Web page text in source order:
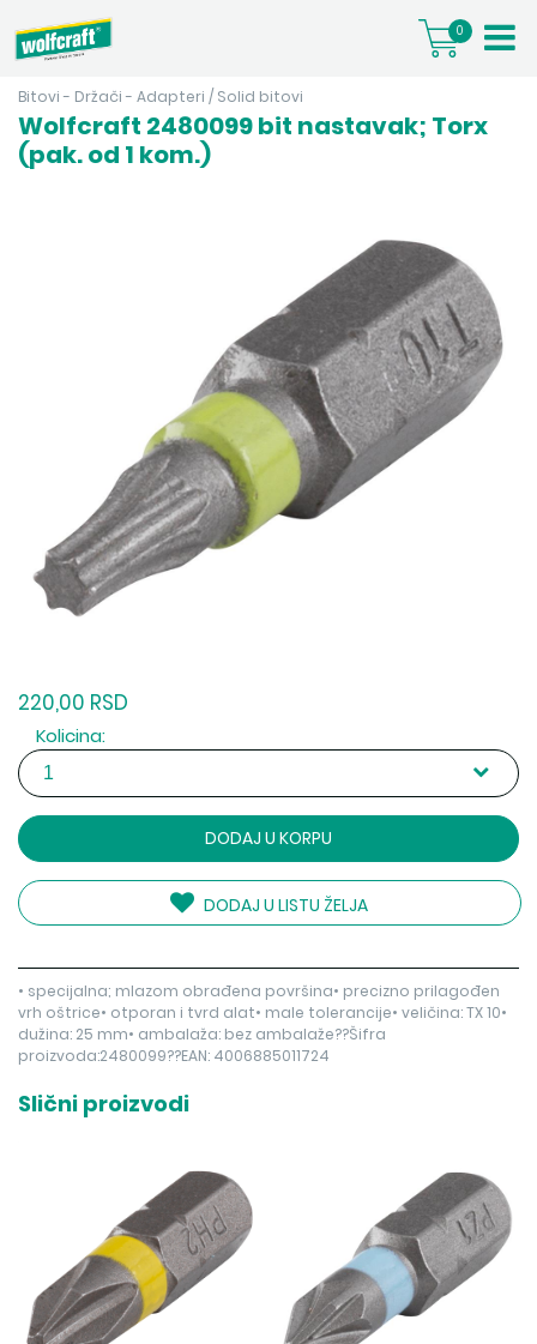
0
Bitovi - Držači - Adapteri / Solid bitovi
Wolfcraft 2480099 bit nastavak; Torx
(pak. od 1 kom.)
220,00 RSD
Kolicina:
DODAJ U KORPU
DODAJ U LISTU ŽELJA
• specijalna; mlazom obrađena površina• precizno prilagođen
vrh oštrice• otporan i tvrd alat• male tolerancije• veličina: TX 10•
dužina: 25 mm• ambalaža: bez ambalaže??Šifra
proizvoda:2480099??EAN: 4006885011724
Slični proizvodi